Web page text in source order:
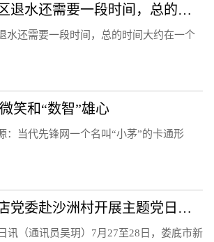
河北：蓄滞洪区退水还需要一段时间，总的时间大约在一个月
水还需要一段时间，总的时间大约在一个
笑和“数智”雄心
：当代先锋网一个名叫“小茅”的卡通形
娄底市新华书店党委赴沙洲村开展主题党日活动
讯（通讯员吴玥）7月27至28日，娄底市新